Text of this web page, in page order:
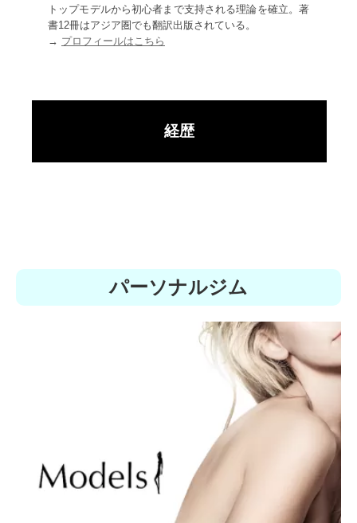
トップモデルから初心者まで支持される理論を確立。著
書12冊はアジア圏でも翻訳出版されている。
→ プロフィールはこちら
経歴
パーソナルジム